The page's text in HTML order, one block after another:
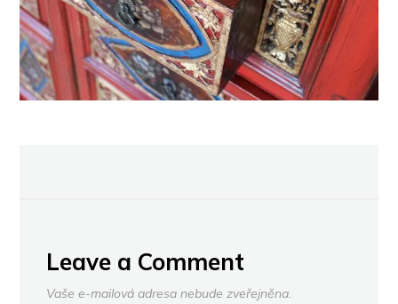
Leave a Comment
Vaše e-mailová adresa nebude zveřejněna.